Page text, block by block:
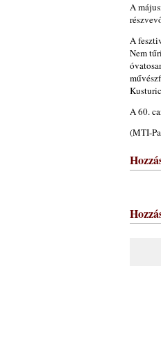
A
A
Nem
A 60.
(MTI-